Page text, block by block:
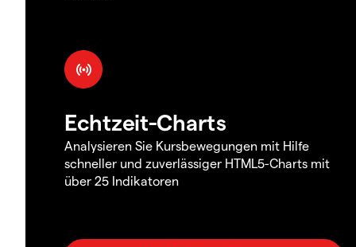
Echtzeit-Charts
Analysieren Sie Kursbewegungen mit Hilfe
schneller und zuverlässiger HTML5-Charts mit
über 25 Indikatoren